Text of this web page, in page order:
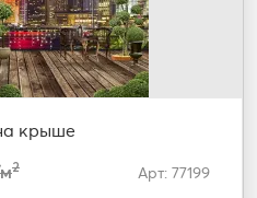
крыше
2 Арт: 77199